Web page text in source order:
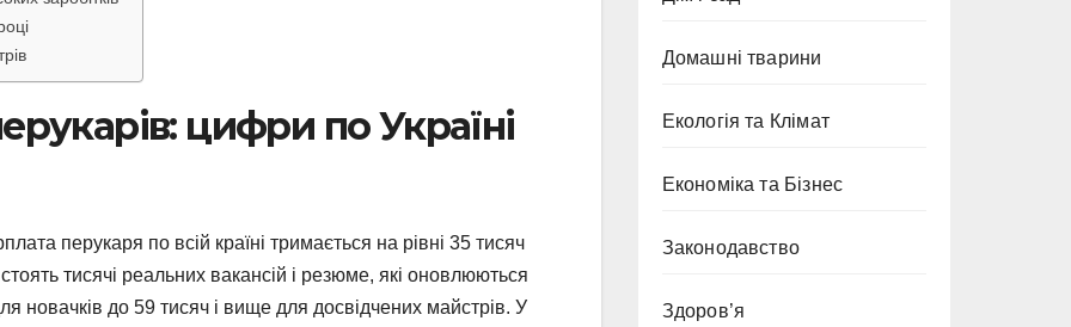
цифри по Україні
перукаря по всій країні тримається на рівні 35 тисяч
тисячі реальних вакансій і резюме, які оновлюються
новачків до 59 тисяч і вище для досвідчених майстрів. У
Домашні тварини
Екологія та Клімат
Економіка та Бізнес
Законодавство
Здоров’я